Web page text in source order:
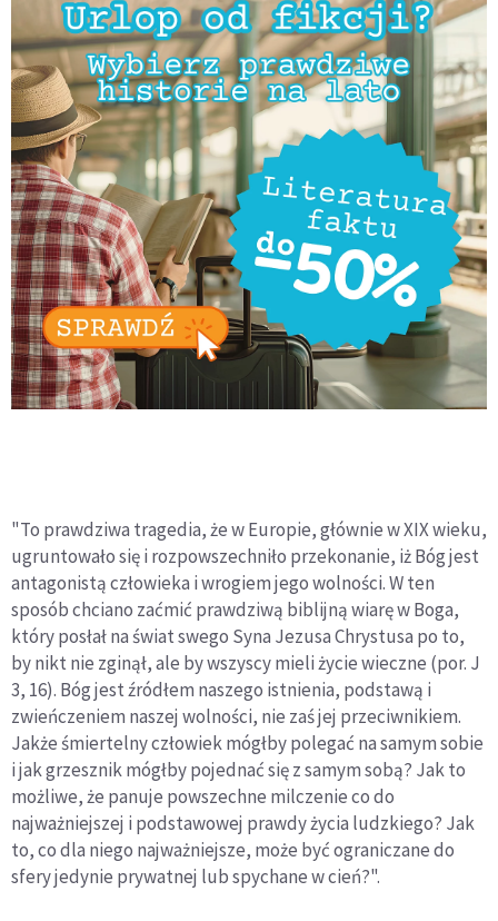
"To prawdziwa tragedia, że w Europie, głównie w XIX wieku,
ugruntowało się i rozpowszechniło przekonanie, iż Bóg jest
antagonistą człowieka i wrogiem jego wolności. W ten
sposób chciano zaćmić prawdziwą biblijną wiarę w Boga,
który posłał na świat swego Syna Jezusa Chrystusa po to,
by nikt nie zginął, ale by wszyscy mieli życie wieczne (por. J
3, 16). Bóg jest źródłem naszego istnienia, podstawą i
zwieńczeniem naszej wolności, nie zaś jej przeciwnikiem.
Jakże śmiertelny człowiek mógłby polegać na samym sobie
i jak grzesznik mógłby pojednać się z samym sobą? Jak to
możliwe, że panuje powszechne milczenie co do
najważniejszej i podstawowej prawdy życia ludzkiego? Jak
to, co dla niego najważniejsze, może być ograniczane do
sfery jedynie prywatnej lub spychane w cień?".